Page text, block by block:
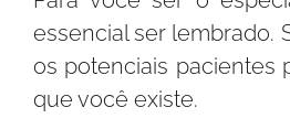
essencial ser lembrado.
os potenciais pacientes
que você existe.